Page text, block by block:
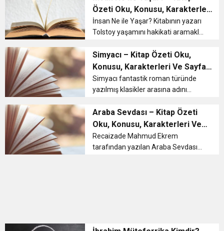
romanı niteliğini taşımaktadır.
İntibah – Konusu İntibah romanının
kon...
Özeti Oku, Konusu, Karakterleri
Ve Sayfa Sayısı
İnsan Ne ile Yaşar? Kitabının yazarı
Tolstoy yaşamını hakikati aramakla
yoksul halk ile yaşamaya
başlamıştır. İnsan Ne İle Yaşar? –
Konusu Tolstoy İnsan Ne ile Yaşar
a...
Simyacı – Kitap Özeti Oku,
Konusu, Karakterleri Ve Sayfa
Sayısı
Simyacı fantastik roman türünde
yazılmış klasikler arasına adını
1996 yılında yayınlanan kitabın esin
kaynağı Mevlana’nın Mesnevi’sinde
yer alan küçük bir öyküdür. S...
Araba Sevdası – Kitap Özeti
Oku, Konusu, Karakterleri Ve
Sayfa Sayısı
Recaizade Mahmud Ekrem
tarafından yazılan Araba Sevdası